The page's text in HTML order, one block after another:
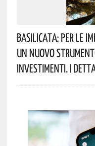
Basilicata: Per Le
Un Nuovo
Investimenti. I